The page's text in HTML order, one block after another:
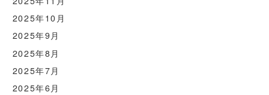
2025年10月
2025年9月
2025年8月
2025年7月
2025年6月